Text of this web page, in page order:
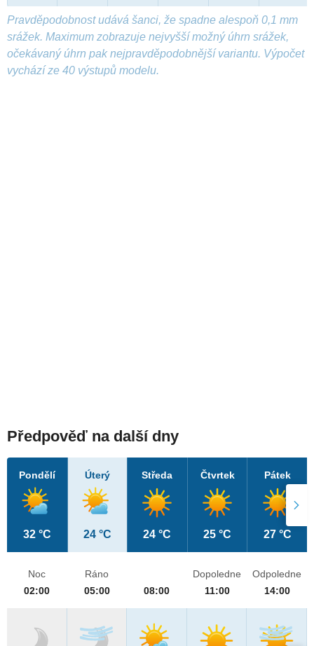
Pravděpodobnost udává šanci, že spadne alespoň 0,1 mm
srážek. Maximum zobrazuje nejvyšší možný úhrn srážek,
očekávaný úhrn pak nejpravděpodobnější variantu. Výpočet
vychází ze 40 výstupů modelu.
Předpověď na další dny
Pondělí
32 °C
Úterý
24 °C
Středa
24 °C
Čtvrtek
25 °C
Pátek
27 °C
Noc
02:00
Ráno
05:00
08:00
Dopoledne
11:00
Odpoledne
14:00